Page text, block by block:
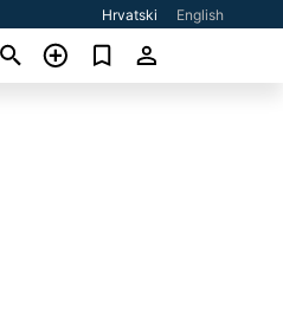
Hrvatski English